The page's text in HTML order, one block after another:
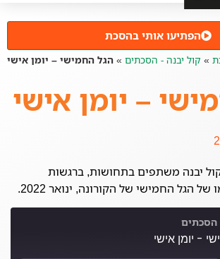
הפתיעו אותי בהסכת
» קול יבנה - הסכתים » הגל החמישי – יומן אישי
– יומן אישי
יבנה משתפים בתחושות, ברגשות
הגל החמישי של הקורונה, ינואר 2022.
הסכתים
- יומן אישי